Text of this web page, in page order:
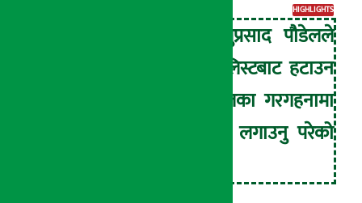
HIGHLIGHTS
अर्थमन्त्री विष्णुप्रसाद पौडेलले
नेपाललाई ग्रे लिस्टबाट हटाउन
सुनचाँदीलगायतका गरगहनामा
विलासिता कर लगाउनु परेको